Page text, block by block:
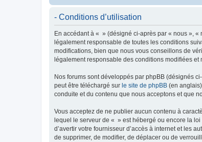
- Conditions d’utilisation
En accédant à « » (désigné ci-après par « nous », «
légalement responsable de toutes les conditions
modifications, bien que nous vous conseillons de
légalement responsable des conditions modifiées et
Nos forums sont développés par phpBB (désignés
peut être téléchargé sur le site de phpBB (en
conduite et du contenu que nous acceptons et que
Vous acceptez de ne publier aucun contenu à
lequel le serveur de « » est hébergé ou encore la
d’avertir votre fournisseur d’accès à internet et les
de supprimer, de modifier, de déplacer ou de